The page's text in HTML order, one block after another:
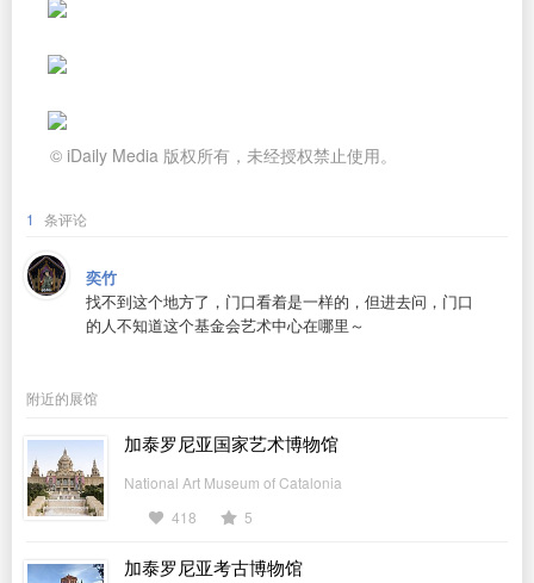
© iDaily Media 版权所有，未经授权禁止使用。
1 条评论
奕竹
找不到这个地方了，门口看着是一样的，但进去问，门口
的人不知道这个基金会艺术中心在哪里～
附近的展馆
加泰罗尼亚国家艺术博物馆
National Art Museum of Catalonia
418
5
加泰罗尼亚考古博物馆